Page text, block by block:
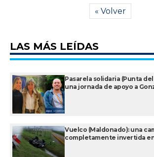
« Volver
LAS MÁS LEÍDAS
Pasarela solidaria (Punta
una jornada de apoyo a
Vuelco (Maldonado): una
completamente invertida